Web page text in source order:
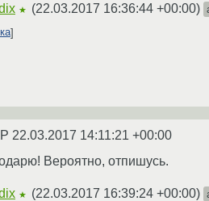
★ (22.03.2017 16:36:44 +00:00)
22.03.2017 14:11:21 +00:00
Вероятно, отпишусь.
★ (22.03.2017 16:39:24 +00:00)